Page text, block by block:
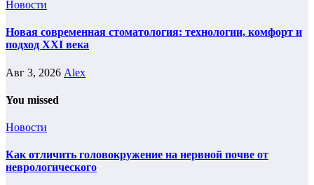
Новости
Новая современная стоматология: технологии, комфорт и
подход XXI века
Авг 3, 2026 Alex
You missed
Новости
Как отличить головокружение на нервной почве от
неврологического